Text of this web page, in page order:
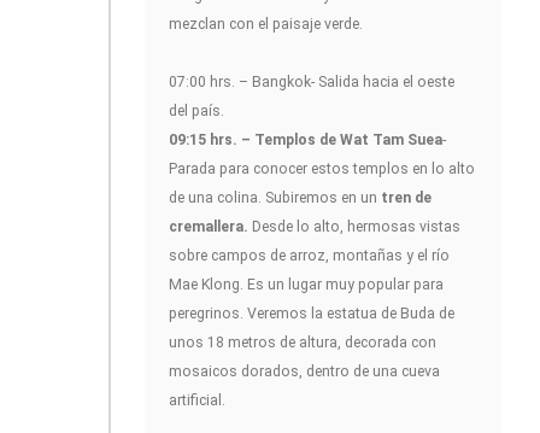
mezclan con el paisaje verde.
07:00 hrs. – Bangkok- Salida hacia el oeste
del país.
09:15 hrs. – Templos de Wat Tam Suea-
Parada para conocer estos templos en lo alto
de una colina. Subiremos en un tren de
cremallera. Desde lo alto, hermosas vistas
sobre campos de arroz, montañas y el río
Mae Klong. Es un lugar muy popular para
peregrinos. Veremos la estatua de Buda de
unos 18 metros de altura, decorada con
mosaicos dorados, dentro de una cueva
artificial.